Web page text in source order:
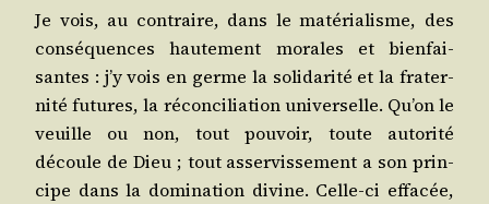
Je vois, au contraire, dans le maté­ria­lisme, des
consé­quences hau­te­ment morales et bien­fai­
santes : j’y vois en germe la soli­da­ri­té et la fra­ter­
ni­té futures, la récon­ci­lia­tion uni­ver­selle. Qu’on le
veuille ou non, tout pou­voir, toute auto­ri­té
découle de Dieu ; tout asser­vis­se­ment a son prin­
cipe dans la domi­na­tion divine. Celle-ci effa­cée,